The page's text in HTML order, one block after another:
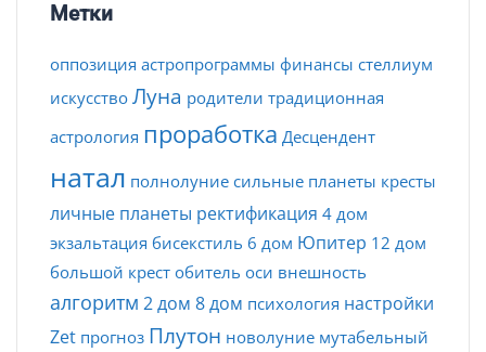
Метки
оппозиция астропрограммы финансы стеллиум
искусство Луна родители традиционная
астрология проработка Десцендент
натал полнолуние сильные планеты кресты
личные планеты ректификация 4 дом
экзальтация бисекстиль 6 дом Юпитер 12 дом
большой крест обитель оси внешность
алгоритм 2 дом 8 дом психология настройки
Zet прогноз Плутон новолуние мутабельный